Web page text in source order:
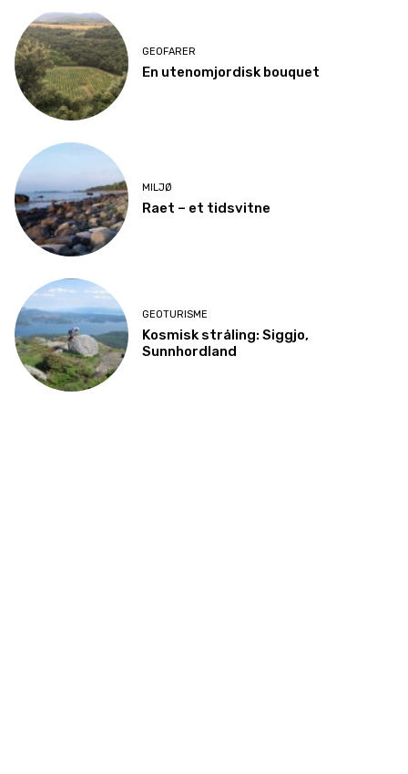
GEOFARER
En utenomjordisk bouquet
MILJØ
Raet – et tidsvitne
GEOTURISME
Kosmisk stråling: Siggjo,
Sunnhordland